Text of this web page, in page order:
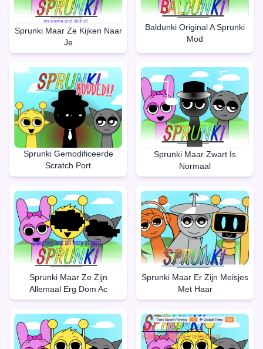
Sprunki Maar Ze Kijken Naar
Je
Baldunki Original A Sprunki
Mod
Sprunki Gemodificeerde
Scratch Port
Sprunki Maar Zwart Is
Normaal
Sprunki Maar Ze Zijn
Allemaal Erg Dom Ac
Sprunki Maar Er Zijn Meisjes
Met Haar